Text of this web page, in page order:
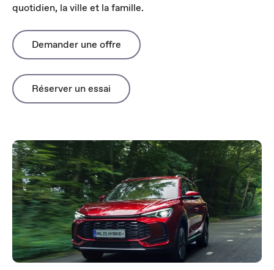
quotidien, la ville et la famille.
Demander une offre
Réserver un essai